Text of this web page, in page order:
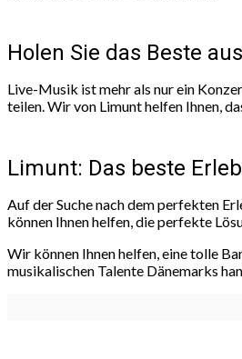
Holen Sie das Beste
Live-Musik ist mehr als nur ein
teilen. Wir von Limunt helfen Ihnen,
Limunt: Das beste
Auf der Suche nach dem perfekten
können Ihnen helfen, die perfekte
Wir können Ihnen helfen, eine tolle
musikalischen Talente Dänemarks